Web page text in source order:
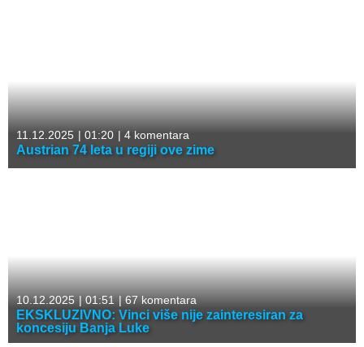
11.12.2025 | 01:20 | 4 komentara
Austrian 74 leta u regiji ove zime
10.12.2025 |01:51 |67 komentara
EKSKLUZIVNO: Vinci više nije zainteresiran za
koncesiju Banja Luke